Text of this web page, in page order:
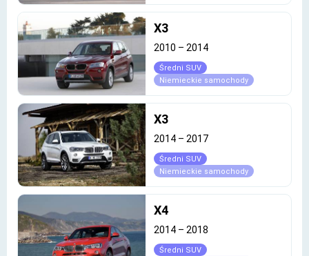
X3
2010 – 2014
Średni SUV
Niemieckie samochody
X3
2014 – 2017
Średni SUV
Niemieckie samochody
X4
2014 – 2018
Średni SUV